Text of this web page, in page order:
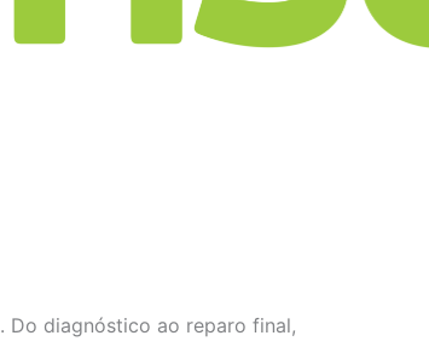
. Do diagnóstico ao reparo final,